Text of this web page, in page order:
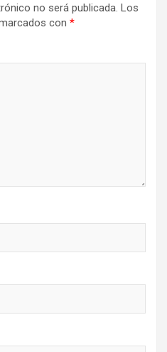
no será publicada. Los
con *